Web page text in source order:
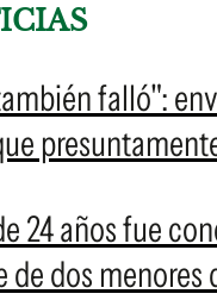
falló":
24 años fue
dos menores